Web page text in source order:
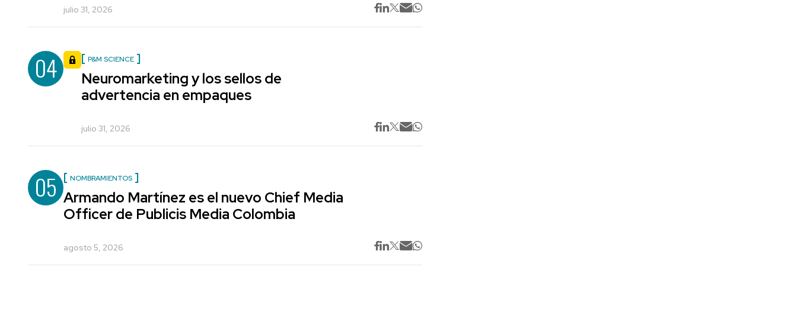
julio 31, 2026
04 P&M SCIENCE
Neuromarketing y los sellos de
advertencia en empaques
julio 31, 2026
05 NOMBRAMIENTOS
Armando Martínez es el nuevo Chief Media
Officer de Publicis Media Colombia
agosto 5, 2026